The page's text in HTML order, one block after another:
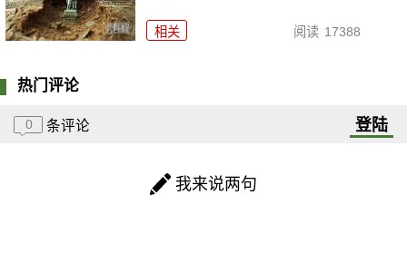
相关 阅读 17388
热门评论
0 条评论 登陆
我来说两句